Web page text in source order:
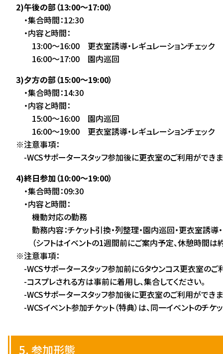
2)午後の部（13:00～17:00）
・集合時間：12:30
・内容と時間：
13:00～16:00 更衣室誘導・レギュレーションチェック
16:00～17:00 園内巡回
3)夕方の部（15:00～19:00）
・集合時間：14:30
・内容と時間：
15:00～16:00 園内巡回
16:00～19:00 更衣室誘導・レギュレーションチェック
※注意事項：
-WCSサポータースタッフ参加後に更衣室のご利用ができま
4)終日参加（10:00～19:00）
・集合時間：09:30
・内容と時間：
機動対応の勤務
勤務内容：チケット引換・列整理・園内巡回・更衣室誘導・
（シフトはイベントの1週間前にご案内予定、休憩時間は約
※注意事項：
-WCSサポータースタッフ参加前にGタウンコス更衣室のご
-コスプレされる方は事前に着用し、集合してください。
-WCSサポータースタッフ参加後に更衣室のご利用ができま
-WCSイベント参加チケット（特典）は、同一イベントのチケ
5. 参加形態